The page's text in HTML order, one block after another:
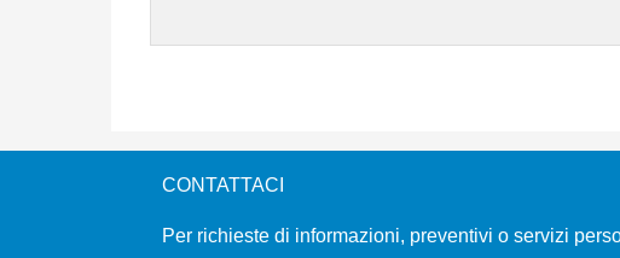
CONTATTACI
Per richieste di informazioni, preventivi o servizi